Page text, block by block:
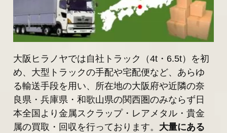
大阪ヒラノヤでは自社トラック（4t・6.5t）を初
め、大型トラックの手配や宅配便など、あらゆ
る輸送手段を用い、所在地の大阪府や近隣の奈
良県・兵庫県・和歌山県の関西圏のみならず日
本全国より金属スクラップ・レアメタル・貴金
属の買取・回収を行っております。 大量にある